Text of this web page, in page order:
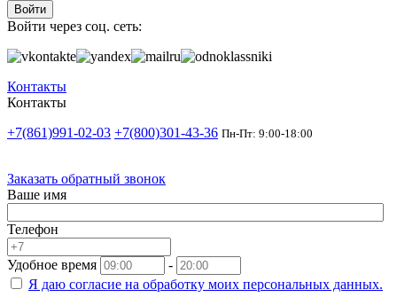
Войти
Войти через соц. сеть:
Контакты
Контакты
+7(861)991-02-03 +7(800)301-43-36 Пн-Пт: 9:00-18:00
Заказать обратный звонок
Ваше имя
Телефон
Удобное время
-
Я даю согласие на обработку моих персональных данных.